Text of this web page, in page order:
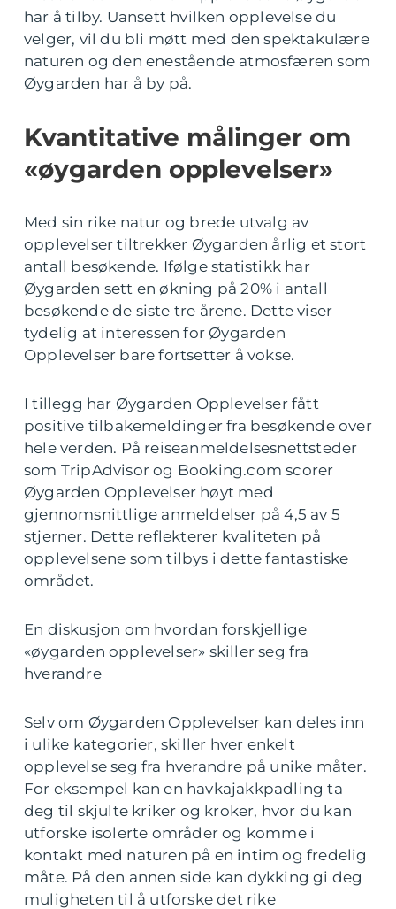
har å tilby. Uansett hvilken opplevelse du
velger, vil du bli møtt med den spektakulære
naturen og den enestående atmosfæren som
Øygarden har å by på.
Kvantitative målinger om
«øygarden opplevelser»
Med sin rike natur og brede utvalg av
opplevelser tiltrekker Øygarden årlig et stort
antall besøkende. Ifølge statistikk har
Øygarden sett en økning på 20% i antall
besøkende de siste tre årene. Dette viser
tydelig at interessen for Øygarden
Opplevelser bare fortsetter å vokse.
I tillegg har Øygarden Opplevelser fått
positive tilbakemeldinger fra besøkende over
hele verden. På reiseanmeldelsesnettsteder
som TripAdvisor og Booking.com scorer
Øygarden Opplevelser høyt med
gjennomsnittlige anmeldelser på 4,5 av 5
stjerner. Dette reflekterer kvaliteten på
opplevelsene som tilbys i dette fantastiske
området.
En diskusjon om hvordan forskjellige
«øygarden opplevelser» skiller seg fra
hverandre
Selv om Øygarden Opplevelser kan deles inn
i ulike kategorier, skiller hver enkelt
opplevelse seg fra hverandre på unike måter.
For eksempel kan en havkajakkpadling ta
deg til skjulte kriker og kroker, hvor du kan
utforske isolerte områder og komme i
kontakt med naturen på en intim og fredelig
måte. På den annen side kan dykking gi deg
muligheten til å utforske det rike